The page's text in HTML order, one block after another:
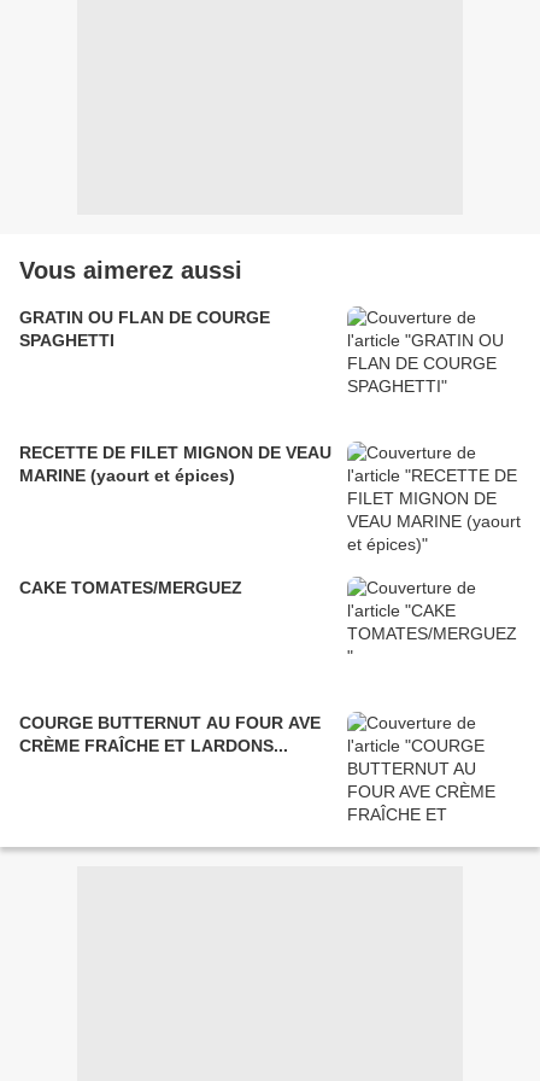
Vous aimerez aussi
GRATIN OU FLAN DE COURGE
SPAGHETTI
RECETTE DE FILET MIGNON DE VEAU
MARINE (yaourt et épices)
CAKE TOMATES/MERGUEZ
COURGE BUTTERNUT AU FOUR AVE
CRÈME FRAÎCHE ET LARDONS...